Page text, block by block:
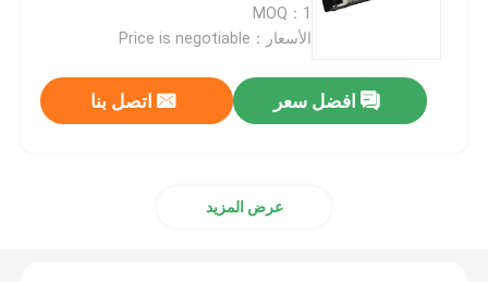
MOQ：1
الأسعار：Price is negotiable
افضل سعر اتصل بنا
عرض المزيد